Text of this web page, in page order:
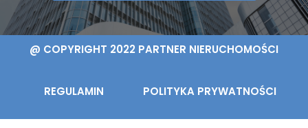
@ COPYRIGHT 2022 PARTNER NIERUCHOMOŚCI
REGULAMIN POLITYKA PRYWATNOŚCI